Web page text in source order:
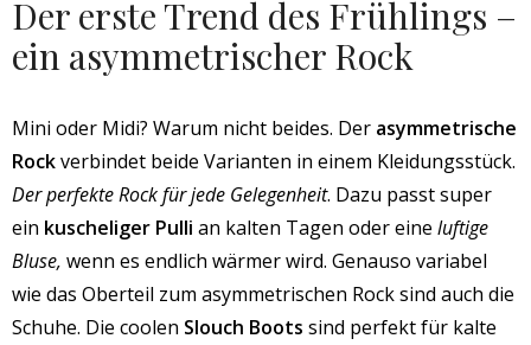
Der erste Trend des Frühlings –
ein asymmetrischer Rock
Mini oder Midi? Warum nicht beides. Der asymmetrische
Rockverbindet beide Varianten in einem Kleidungsstück.
Der perfekte Rock für jede Gelegenheit. Dazu passt super
ein kuscheliger Pulli an kalten Tagen oder eine luftige
Bluse, wenn es endlich wärmer wird. Genauso variabel
wie das Oberteil zum asymmetrischen Rock sind auch die
Schuhe. Die coolen Slouch Boots sind perfekt für kalte